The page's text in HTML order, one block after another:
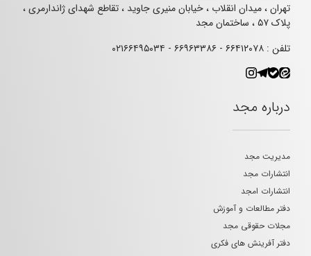
تهران ، میدان انقلاب ، خیابان منیری جاوید ، تقاطع شهدای ژاندارمری ،
پلاک ۵۷ ، ساختمان مجد
تلفن : ۶۶۴۱۲۰۷۸ - ۶۶۹۶۳۳۸۶ - ۰۲۱۶۶۴۹۵۰۳۴
درباره مجد
مدیریت مجد
انتشارات مجد
انتشارات امجد
دفتر مطالعات و آموزش
مجلات حقوقی مجد
دفتر آفرینش های فکری